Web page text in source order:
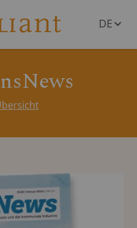
DE